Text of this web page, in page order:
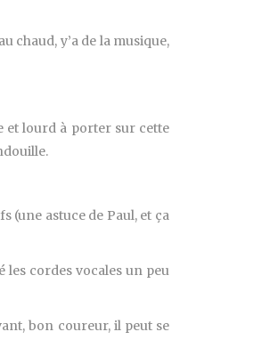
chaud, y’a de la musique,
et lourd à porter sur cette
(une astuce de Paul, et ça
cordes vocales un peu
bon coureur, il peut se